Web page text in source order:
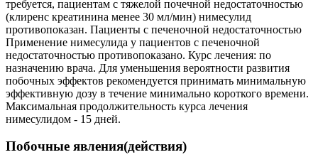
требуется, пациентам с тяжелой почечной недостаточностью
(клиренс креатинина менее 30 мл/мин) нимесулид
противопоказан. Пациенты с печеночной недостаточностью
Применение нимесулида у пациентов с печеночной
недостаточностью противопоказано. Курс лечения: по
назначению врача. Для уменьшения вероятности развития
побочных эффектов рекомендуется принимать минимальную
эффективную дозу в течение минимально короткого времени.
Максимальная продолжительность курса лечения
нимесулидом - 15 дней.
Побочные явления(действия)